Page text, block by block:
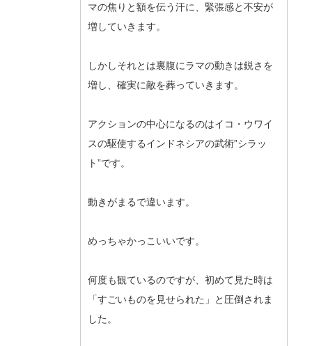
マの焦りと額を伝う汗に、緊張感と不安が
増していきます。
しかしそれとは裏腹にラマの動きは鋭さを
増し、確実に敵を葬っていきます。
アクションの中心になるのはイコ・ウワイ
スの駆使するインドネシアの武術”シラッ
ト”です。
動きがまるで違います。
めっちゃかっこいいです。
何度も観ているのですが、初めて見た時は
「すごいものを見せられた」と圧倒されま
した。